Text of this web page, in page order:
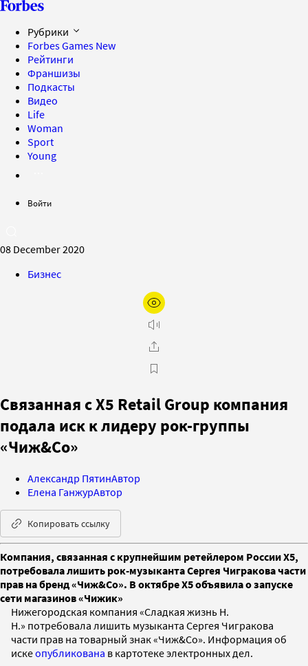
Рубрики
Forbes Games New
Рейтинги
Франшизы
Подкасты
Видео
Life
Woman
Sport
Young
Войти
08 December 2020
Бизнес
Связанная с X5 Retail Group компания
подала иск к лидеру рок-группы
«Чиж&Co»
Александр ПятинАвтор
Елена ГанжурАвтор
Копировать ссылку
Компания, связанная с крупнейшим ретейлером России X5,
потребовала лишить рок-музыканта Сергея Чигракова части
прав на бренд «Чиж&Co». В октябре X5 объявила о запуске
сети магазинов «Чижик»
Нижегородская компания «Сладкая жизнь Н.
Н.» потребовала лишить музыканта Сергея Чигракова
части прав на товарный знак «Чиж&Co». Информация об
искеопубликована в картотеке электронных дел.